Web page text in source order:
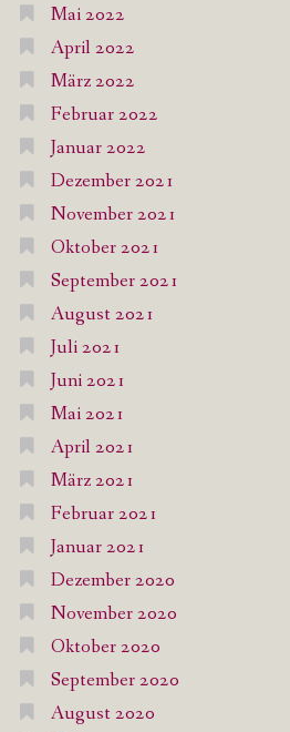
Mai 2022
April 2022
März 2022
Februar 2022
Januar 2022
Dezember 2021
November 2021
Oktober 2021
September 2021
August 2021
Juli 2021
Juni 2021
Mai 2021
April 2021
März 2021
Februar 2021
Januar 2021
Dezember 2020
November 2020
Oktober 2020
September 2020
August 2020